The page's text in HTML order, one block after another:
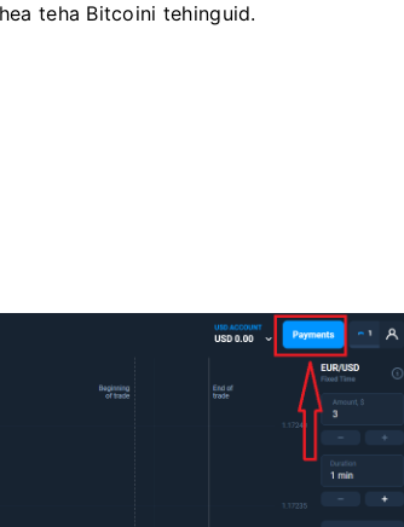
teha Bitcoini tehinguid.